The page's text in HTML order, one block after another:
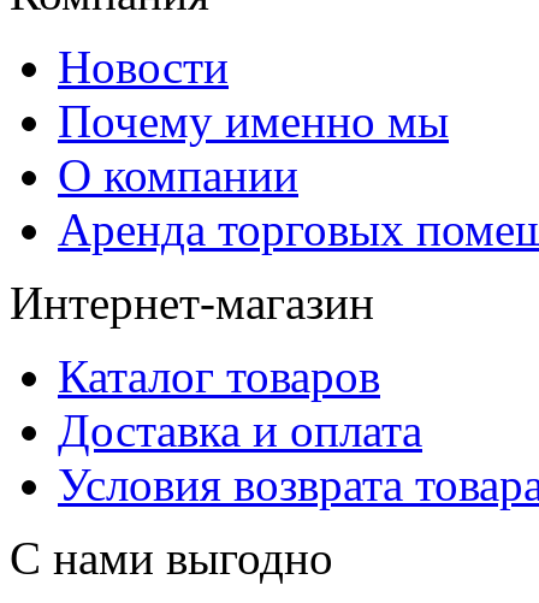
Новости
Почему именно мы
О компании
Аренда торговых
Интернет-магазин
Каталог товаров
Доставка и оплата
Условия возврата
С нами выгодно